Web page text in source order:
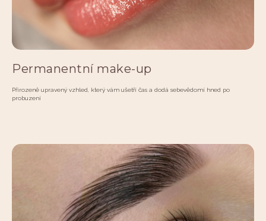
Permanentní make-up
Přirozeně upravený vzhled, který vám ušetří čas a dodá sebevědomí hned po
probuzení